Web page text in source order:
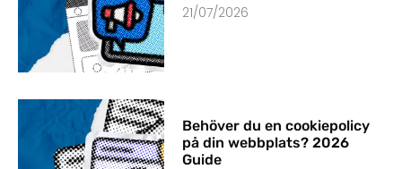
21/07/2026
Behöver du en cookiepolicy
på din webbplats? 2026
Guide